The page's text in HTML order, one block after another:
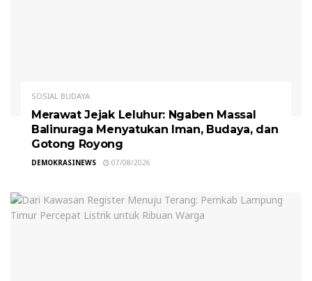
SOSIAL BUDAYA
Merawat Jejak Leluhur: Ngaben Massal
Balinuraga Menyatukan Iman, Budaya, dan
Gotong Royong
DEMOKRASINEWS 07/08/2026